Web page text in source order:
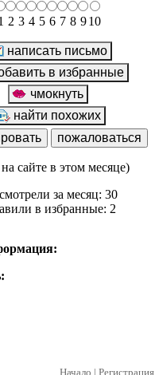
2 3 4 5 6 7 8 910
сайте в этом месяце)
за месяц: 30
в избранные: 2
Начало | Регистрация